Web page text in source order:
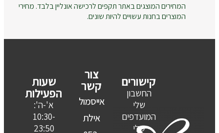
המחירים המוצגים באתר תקפים לרכישה אונליין בלבד. מחירי
המוצרים בחנות עשויים להיות שונים.
קישורים
החשבון
שלי
המועדפים
שלי
צור
קשר
אייסמול
אילת
שעות
הפעילות
א'-ה':
10:30-
23:50